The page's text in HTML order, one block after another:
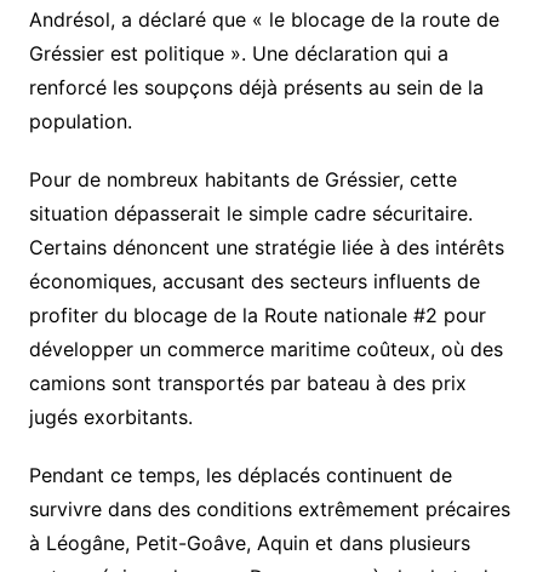
Andrésol, a déclaré que « le blocage de la route de
Gréssier est politique ». Une déclaration qui a
renforcé les soupçons déjà présents au sein de la
population.
Pour de nombreux habitants de Gréssier, cette
situation dépasserait le simple cadre sécuritaire.
Certains dénoncent une stratégie liée à des intérêts
économiques, accusant des secteurs influents de
profiter du blocage de la Route nationale #2 pour
développer un commerce maritime coûteux, où des
camions sont transportés par bateau à des prix
jugés exorbitants.
Pendant ce temps, les déplacés continuent de
survivre dans des conditions extrêmement précaires
à Léogâne, Petit-Goâve, Aquin et dans plusieurs